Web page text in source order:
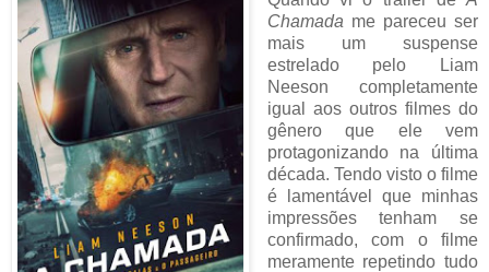
Chamada me pareceu ser
mais um suspense
estrelado pelo Liam
Neeson completamente
igual aos outros filmes do
gênero que ele vem
protagonizando na última
década. Tendo visto o filme
é lamentável que minhas
impressões tenham se
confirmado, com o filme
meramente repetindo tudo